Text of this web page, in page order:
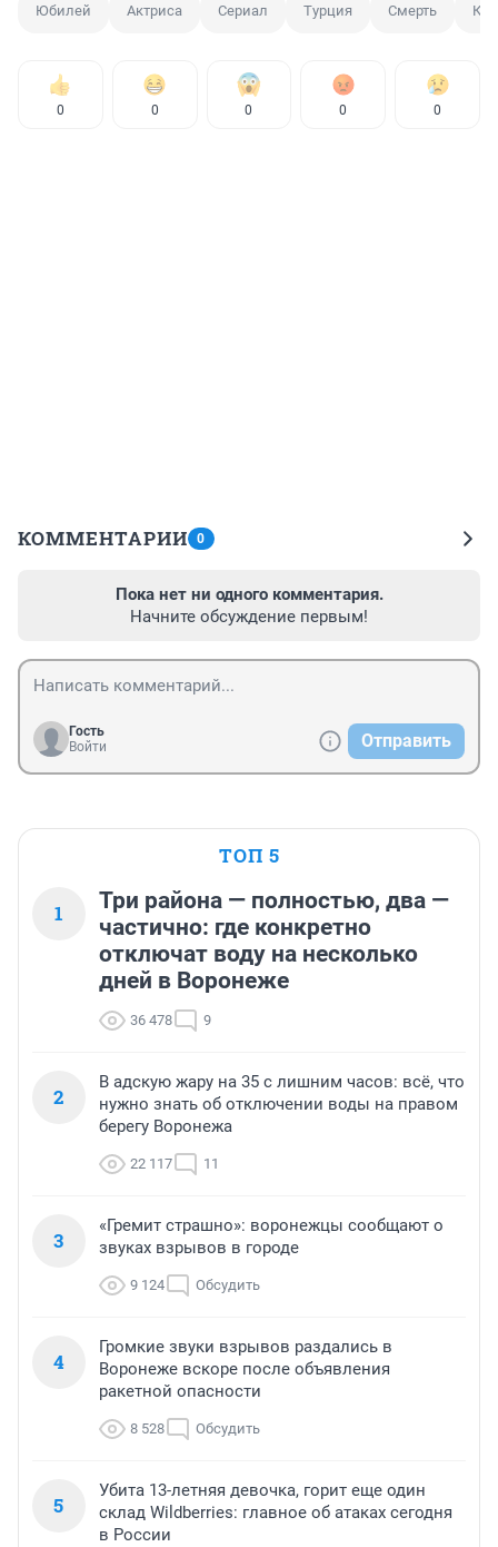
Юбилей Актриса Сериал Турция Смерть
0 0 0 0 0
КОММЕНТАРИИ 0
Пока нет ни одного комментария.
Начните обсуждение первым!
Гость
Войти
Отправить
ТОП 5
1
Три района — полностью, два —
частично: где конкретно
отключат воду на несколько
дней в Воронеже
36 478 9
2
В адскую жару на 35 с лишним часов: всё, что
нужно знать об отключении воды на правом
берегу Воронежа
22 117 11
3
«Гремит страшно»: воронежцы сообщают о
звуках взрывов в городе
9 124 Обсудить
4
Громкие звуки взрывов раздались в
Воронеже вскоре после объявления
ракетной опасности
8 528 Обсудить
5
Убита 13-летняя девочка, горит еще один
склад Wildberries: главное об атаках сегодня
в России